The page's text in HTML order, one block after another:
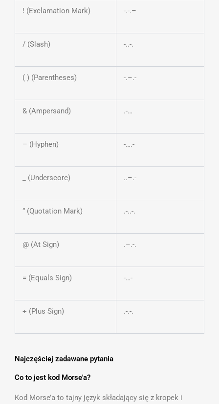
! (Exclamation Mark) -.-.–
/ (Slash) -..-.
( ) (Parentheses) -.–.-
& (Ampersand) .-…
– (Hyphen) -….-
_ (Underscore) ..–.-
” (Quotation Mark) .-..-.
@ (At Sign) .–.-.
= (Equals Sign) -…-
+ (Plus Sign) .-.-.
Najczęściej zadawane pytania
Co to jest kod Morse'a?
Kod Morse’a to tajny język składający się z kropek i